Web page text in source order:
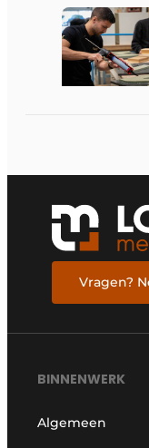
Vragen?
BINNENWERK
Algemeen